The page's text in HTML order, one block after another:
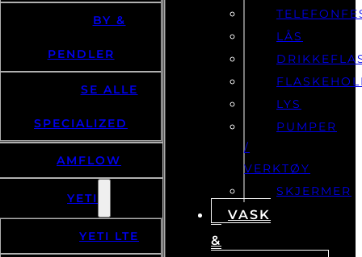
BY &
PENDLER
SE ALLE
SPECIALIZED
AMFLOW
YETI
YETI LTE
LÅS
LYS
PUMPER
/
VERKTØY
SKJERMER
VASK
&